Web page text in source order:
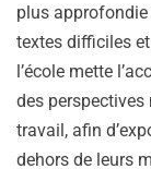
plus
textes difficiles
l’école mette
des perspectives
travail, afin
dehors de leurs